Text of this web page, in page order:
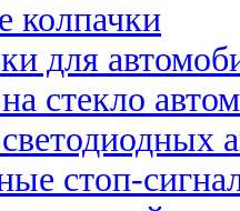
колпачки
для
стекло
стоп-